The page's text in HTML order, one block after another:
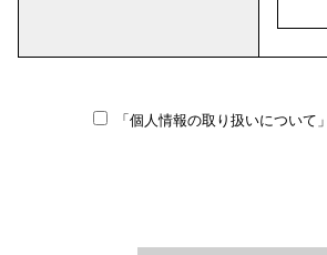
「個人情報の取り扱いについて」